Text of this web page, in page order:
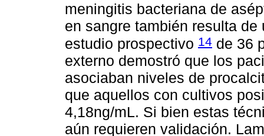
meningitis bacteriana de
en sangre también resulta
estudio prospectivo 14 de 36
externo demostró que los
asociaban niveles de
que aquellos con cultivos
4,18ng/mL. Si bien estas
aún requieren validación.